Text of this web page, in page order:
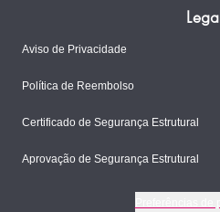
Legal
Aviso de Privacidade
Política de Reembolso
Certificado de Segurança Estrutural
Aprovação de Segurança Estrutural